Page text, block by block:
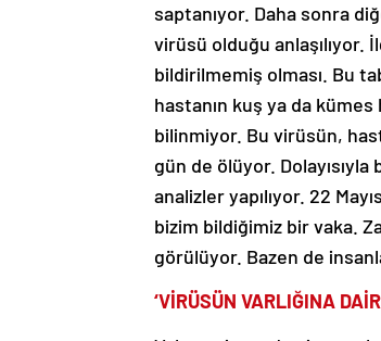
saptanıyor. Daha sonra
virüsü olduğu anlaşılıyor.
bildirilmemiş olması. Bu
hastanın kuş ya da kümes
bilinmiyor. Bu virüsün,
gün de ölüyor.
analizler yapılıyor. 22
bizim bildiğimiz bir vaka.
görülüyor. Bazen de
‘VİRÜSÜN VARLIĞINA